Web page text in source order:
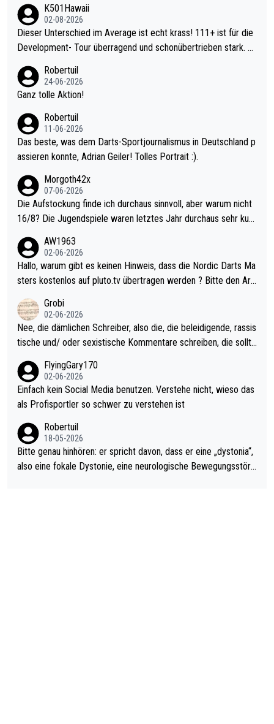
K501Hawaii
02-08-2026
Dieser Unterschied im Average ist echt krass! 111+ ist für die
Development- Tour überragend und schonübertrieben stark. U
mal 40+ erst recht. Da gewinnst keinen Blumentopf - ist ja noc
h krasser wie ein Pokalspiel eines Kreisligisten vs einem Bund
Robertuil
24-06-2026
Ganz tolle Aktion!
Robertuil
11-06-2026
Das beste, was dem Darts-Sportjournalismus in Deutschland p
assieren konnte, Adrian Geiler! Tolles Portrait :).
Morgoth42x
07-06-2026
Die Aufstockung finde ich durchaus sinnvoll, aber warum nicht
16/8? Die Jugendspiele waren letztes Jahr durchaus sehr kurz
Allerdings ist Mitchell Lawrie als Nummer 1 der Welt eh qualifi
ziert. Somit ändert die automatische Qualifikation des Weltmei
sters erstmal nichts. Ich denke sie wollen damit für nächstes J
ohl wenig WDF Turniere spielen. Dies war bei Archie Self letzt
es Jahr der Fall. Er musste als amtierender Weltmeister durch
den Qualifier und ich glaube kaum, dass Mitchel sich das (in Ve
gas) antun würde, wenn er doch eigentlich die PDC-WM als Zi
el hat.
AW1963
02-06-2026
Hallo, warum gibt es keinen Hinweis, dass die Nordic Darts Ma
sters kostenlos auf pluto.tv übertragen werden ? Bitte den Arti
Grobi
02-06-2026
Nee, die dämlichen Schreiber, also die, die beleidigende, rassis
tische und/ oder sexistische Kommentare schreiben, die sollte
s Leben in den Griff kriegen. Nur eins wundert mich: Luke Little
r war doch neulich erst derjenige, der über Social Media GvV p
rovoziert hat. Und Littlers Mutter schießt öfters mal gegen Ric
FlyingGary170
02-06-2026
Einfach kein Social Media benutzen. Verstehe nicht, wieso das
als Profisportler so schwer zu verstehen ist
Robertuil
18-05-2026
Bitte genau hinhören: er spricht davon, dass er eine „dystonia“,
also eine fokale Dystonie, eine neurologische Bewegungsstöru